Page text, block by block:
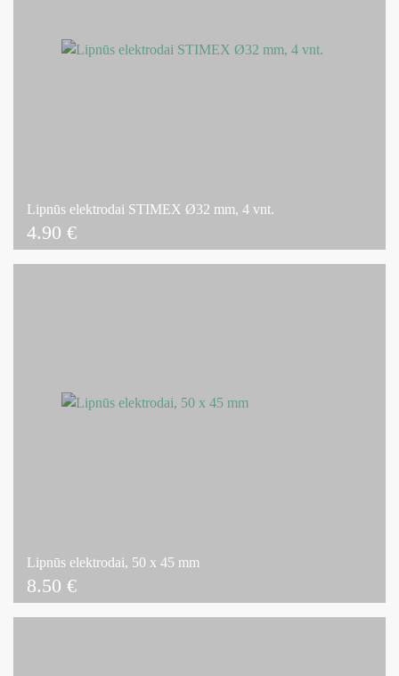
Lipnūs elektrodai STIMEX Ø32 mm, 4 vnt.
4.90 €
Lipnūs elektrodai, 50 x 45 mm
8.50 €